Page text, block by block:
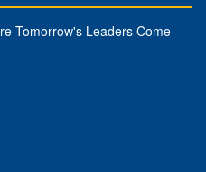
Tomorrow's Leaders Come